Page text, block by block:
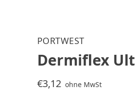
PORTWEST
Dermiflex
€3,12 ohne MwSt